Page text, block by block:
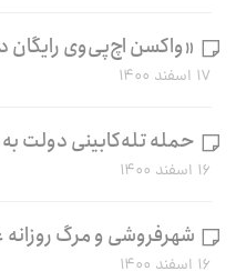
«واکسن اچ‌پی‌وی رایگان
۱۷ اسفند ۱۴۰۰
حمله تله‌کابینی دولت
۱۶ اسفند ۱۴۰۰
شهرفروشی و مرگ روزانه
۱۶ اسفند ۱۴۰۰